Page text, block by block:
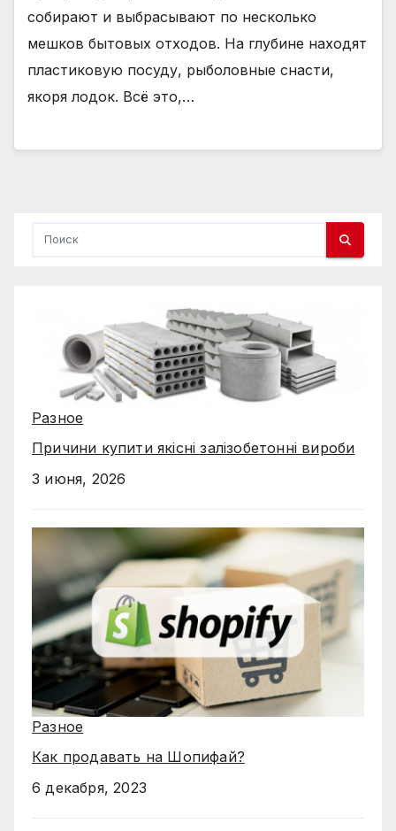
собирают и выбрасывают по несколько
мешков бытовых отходов. На глубине находят
пластиковую посуду, рыболовные снасти,
якоря лодок. Всё это,…
Разное
Причини купити якісні залізобетонні вироби
3 июня, 2026
Разное
Как продавать на Шопифай?
6 декабря, 2023